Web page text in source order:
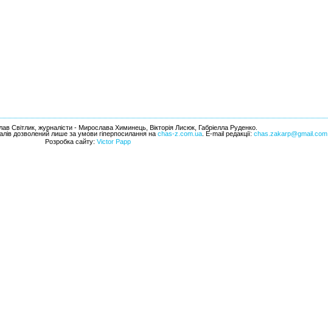
Світлик, журналісти - Мирослава Химинець, Вікторія Лисюк, Габріелла Руденко.
дозволений лише за умови гіперпосилання на chas-z.com.ua . E-mail редакції: chas.zakarp@gmail.com
Розробка сайту: Victor Papp